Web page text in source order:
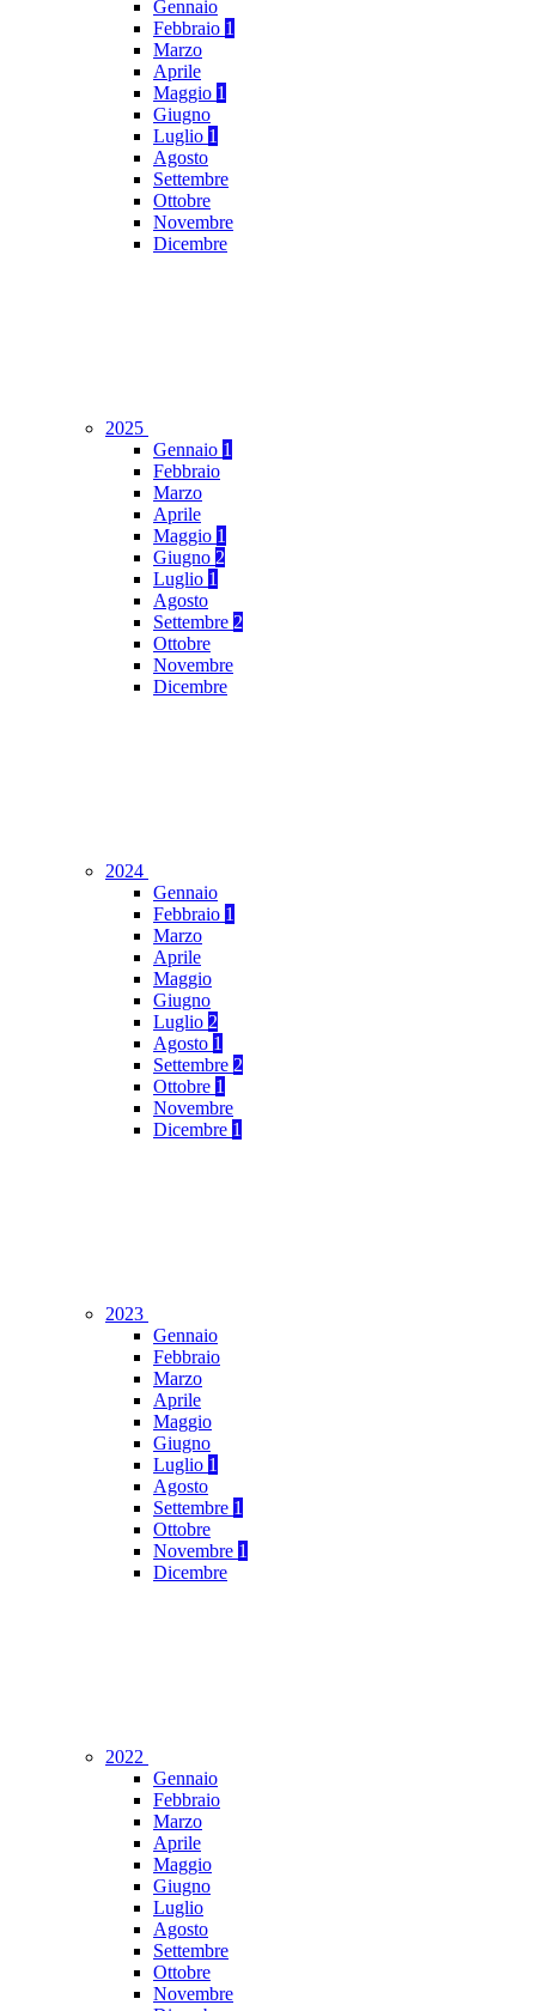
Gennaio
Febbraio 1
Marzo
Aprile
Maggio 1
Giugno
Luglio 1
Agosto
Settembre
Ottobre
Novembre
Dicembre
2025
Gennaio 1
Febbraio
Marzo
Aprile
Maggio 1
Giugno 2
Luglio 1
Agosto
Settembre 2
Ottobre
Novembre
Dicembre
2024
Gennaio
Febbraio 1
Marzo
Aprile
Maggio
Giugno
Luglio 2
Agosto 1
Settembre 2
Ottobre 1
Novembre
Dicembre 1
2023
Gennaio
Febbraio
Marzo
Aprile
Maggio
Giugno
Luglio 1
Agosto
Settembre 1
Ottobre
Novembre 1
Dicembre
2022
Gennaio
Febbraio
Marzo
Aprile
Maggio
Giugno
Luglio
Agosto
Settembre
Ottobre
Novembre